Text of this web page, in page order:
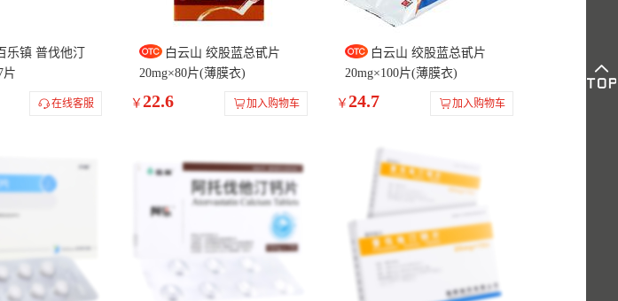
乐镇 普伐他汀
片
在线客服
白云山 绞股蓝总甙片
20mg×80片(薄膜衣)
￥ 22.6 加入购物车
白云山 绞股蓝总甙片
20mg×100片(薄膜衣)
￥ 24.7 加入购物车